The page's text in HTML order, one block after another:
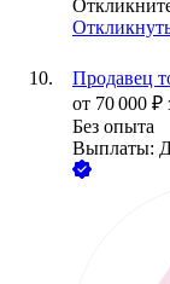
Продавец
от 70 000 ₽
Без опыта
Выплаты: